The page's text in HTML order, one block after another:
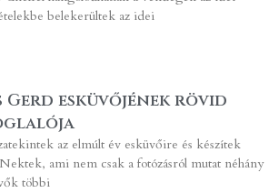
belekerültek az idei
Gerd esküvőjének rövid
az elmúlt év esküvőire és készítek
ami nem csak a fotózásról mutat néhány
többi